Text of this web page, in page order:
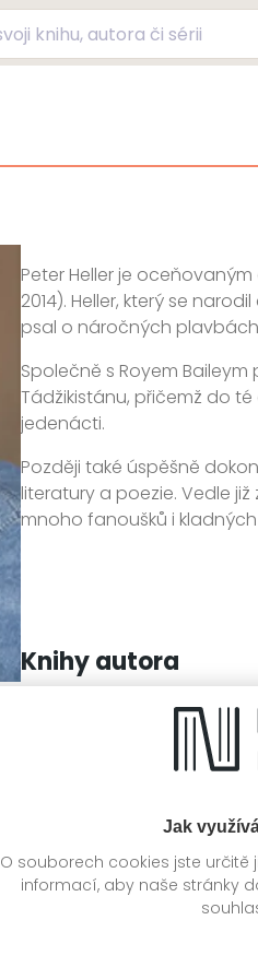
Jak
O souborech cookies jste určitě
informací, aby naše stránky
Peter Heller je
2014). Heller, který se
psal o náročných
Společně s Royem
Tádžikistánu, přičemž do
jedenácti.
Později také úspěšně
literatury a poezie. Vedle
mnoho fanoušků i
Knihy autora